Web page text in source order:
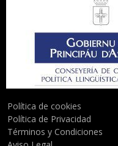
Política de cookies
Política de Privacidad
Términos y Condiciones